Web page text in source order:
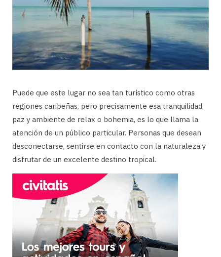
Puede que este lugar no sea tan turístico como otras
regiones caribeñas, pero precisamente esa tranquilidad,
paz y ambiente de relax o bohemia, es lo que llama la
atención de un público particular. Personas que desean
desconectarse, sentirse en contacto con la naturaleza y
disfrutar de un excelente destino tropical.